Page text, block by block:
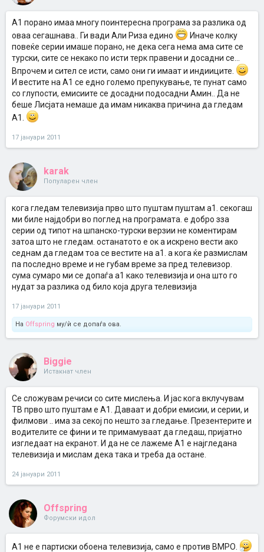
А1 порано имаа многу поинтересна програма за разлика од
оваа сегашнава.. Ги вади Али Риза едино
Иначе колку
повеќе серии имаше порано, не дека сега нема ама сите се
турски, сите се некако по исти терк правени и досадни се...
Впрочем и сител се исти, само они ги имаат и индииците.
И вестите на А1 се едно големо препукување, те пунат само
со глупости, емисиите се досадни подосадни Амин.. Да не
беше Лисјата немаше да имам никаква причина да гледам
А1.
17 јануари 2011
karak
Популарен член
кога гледам телевизија прво што пуштам пуштам а1. секогаш
ми биле најдобри во поглед на програмата. е добро зза
серии од типот на шпанско-турски верзии не коментирам
затоа што не гледам. останатото е ок а искрено вести ако
седнам да гледам тоа се вестите на а1. а кога ќе размислам
па последно време и не губам време за пред телевизор.
сума сумаро ми се допаѓа а1 како телевизија и она што го
нудат за разлика од било која друга телевизија
17 јануари 2011
На Offspring му/ѝ се допаѓа ова.
Biggie
Истакнат член
Се сложувам речиси со сите мислења. И јас кога вклучувам
ТВ прво што пуштам е А1. Даваат и добри емисии, и серии, и
филмови .. има за секој по нешто за гледање. Презентерите и
водителите се фини и те примамуваат да гледаш, пријатно
изгледаат на екранот. И да не се лажеме А1 е најгледана
телевизија и мислам дека така и треба да остане.
24 јануари 2011
Offspring
Форумски идол
А1 не е партиски обоена телевизија, само е против ВМРО.